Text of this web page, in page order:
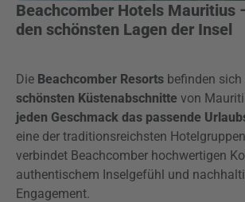
Beachcomber Hotels Mauritius
den schönsten Lagen der Insel
Die Beachcomber Resorts befinden
schönsten Küstenabschnitte von
jeden Geschmack das passende
eine der traditionsreichsten
verbindet Beachcomber hochwertigen
authentischem Inselgefühl und
Engagement.